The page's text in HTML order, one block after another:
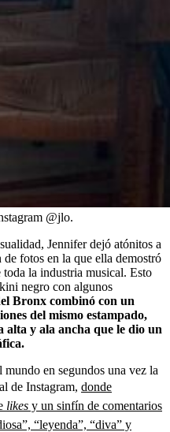
@jlo.
Jennifer dejó atónitos a
de fotos en la que ella demostró
toda la industria musical. Esto
negro con algunos
Bronx combinó con un
del mismo estampado,
alta y ala ancha que le dio un
en segundos una vez la
de Instagram, donde
likes y un sinfín de comentarios
“leyenda”, “diva” y